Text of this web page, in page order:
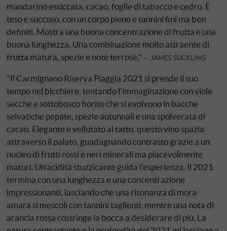
mandarino essiccata, cacao, foglie di tabacco e cedro. È
teso e succoso, con un corpo pieno e tannini fini ma ben
definiti. Mostra una buona concentrazione di frutta e una
buona lunghezza. Una combinazione molto attraente di
frutta matura, spezie e note terrose."
JAMES SUCKLING
"Il Carmignano Riserva Piaggia 2021 si prende il suo
tempo nel bicchiere, tentando l'immaginazione con viole
secche e sottobosco fiorito che si evolvono in bacche
selvatiche pepate, spezie autunnali e una spolverata di
cacao. Elegante e vellutato al tatto, questo vino spazia
attraverso il palato, guadagnando contrasto grazie a un
nucleo di frutti rossi e neri minerali ma piacevolmente
maturi. Un'acidità stuzzicante guida l'esperienza. Il 2021
termina con una lunghezza e una concentrazione
impressionanti, lasciando che una risonanza di mora
amara si mescoli con tannini taglienti, mentre una nota di
arancia rossa costringe la bocca a desiderare di più. La